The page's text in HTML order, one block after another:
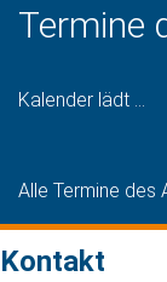
Termine
Kalender lädt ...
Alle Termine des
Kontakt